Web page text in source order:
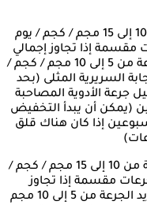
التحويل إلى العلاج الأحادي: مبدئيًا ، من 10 إلى 15 مجم / كجم / يوم
(تعطى من 2 إلى 3 جرعات مقسمة إذا تجاوز إجمالي
الجرعة اليومية 250 مجم) ، قد تزيد الجرعة من 5 إلى 10 مجم / كجم /
السريرية المثلى (بحد
جرعة الأدوية المصاحبة
25٪ كل أسبوعين (يمكن أن يبدأ التخفيض
إذا كان هناك قلق
أو : يمكن إضافته إلى النظام بجرعة أولية من 10 إلى 15 مجم / كجم /
عن طريق الفم (تعطى من 2 إلى 3 جرعات مقسمة إذا تجاوز
إجمالي الجرعة اليومية 250 مجم) ؛ قد تزيد الجرعة من 5 إلى 10 مجم